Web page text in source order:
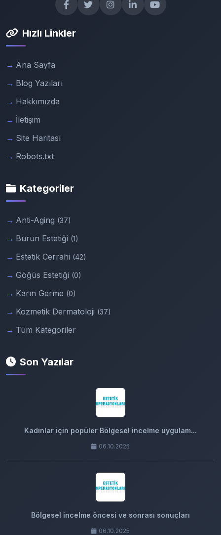
Hızlı Linkler
Ana Sayfa
Blog Yazıları
Hakkımızda
İletişim
Site Haritası
Robots.txt
Kategoriler
Anti-Aging (37)
Burun Estetiği (1)
Estetik Cerrahi (42)
Göğüs Estetiği (0)
Karın Germe (0)
Kozmetik Dermatoloji (37)
Tüm Kategoriler
Son Yazılar
Kadınlar için popüler Bölgesel incelme uygulam...
06.10.2025
Bölgesel incelme öncesi ve sonrası sonuçları
06.10.2025